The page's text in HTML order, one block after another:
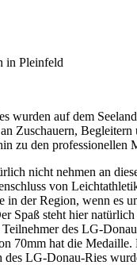
in Pleinfeld
wurden auf dem
Zuschauern,
zu den professionellen
nicht nehmen an
von
der Region, wenn es
Spaß steht hier
des LG-
70mm hat die
LG-Donau-Ries